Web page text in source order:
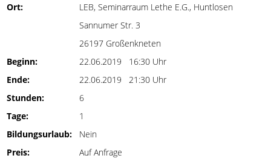
Ort:
LEB, Seminarraum Lethe E.G., Huntlosen
Sannumer Str. 3
26197 Großenkneten
Beginn:
22.06.2019 16:30 Uhr
Ende:
22.06.2019 21:30 Uhr
Stunden:
6
Tage:
1
Bildungsurlaub:
Nein
Preis:
Auf Anfrage